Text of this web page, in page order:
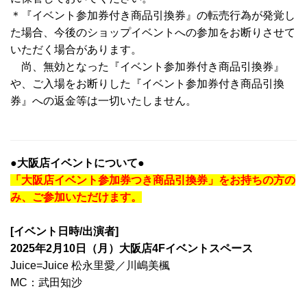
＊『イベント参加券付き商品引換券』の転売行為が発覚し
た場合、今後のショップイベントへの参加をお断りさせて
いただく場合があります。
尚、無効となった『イベント参加券付き商品引換券』
や、ご入場をお断りした『イベント参加券付き商品引換
券』への返金等は一切いたしません。
●大阪店イベントについて●
「大阪店イベント参加券つき商品引換券」をお持ちの方の
み、ご参加いただけます。
[イベント日時/出演者]
2025年2月10日（月）大阪店4Fイベントスペース
Juice=Juice 松永里愛／川嶋美楓
MC：武田知沙